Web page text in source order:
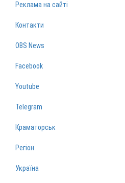
Реклама на сайті
Контакти
OBS News
Facebook
Youtube
Telegram
Краматорськ
Регіон
Україна